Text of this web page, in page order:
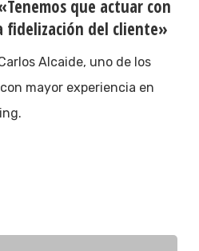
que actuar con
fidelización del cliente»
Alcaide, uno de los
mayor experiencia en